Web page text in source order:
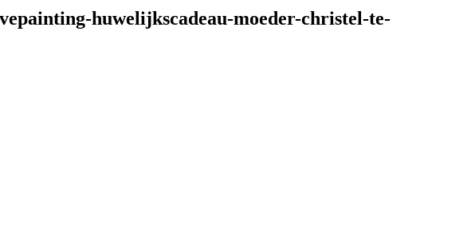
huwelijkscadeau-moeder-christel-te-